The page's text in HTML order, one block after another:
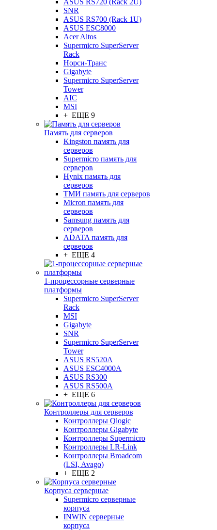
ASUS RS720 (Rack 2U)
SNR
ASUS RS700 (Rack 1U)
ASUS ESC8000
Acer Altos
Supermicro SuperServer
Rack
Норси-Транс
Gigabyte
Supermicro SuperServer
Tower
AIC
MSI
+ ЕЩЕ 9
Память для серверов
Kingston память для
серверов
Supermicro память для
серверов
Hynix память для
серверов
ТМИ память для серверов
Micron память для
серверов
Samsung память для
серверов
ADATA память для
серверов
+ ЕЩЕ 4
1-процессорные серверные
платформы
Supermicro SuperServer
Rack
MSI
Gigabyte
SNR
Supermicro SuperServer
Tower
ASUS RS520A
ASUS ESC4000A
ASUS RS300
ASUS RS500A
+ ЕЩЕ 6
Контроллеры для серверов
Контроллеры Qlogic
Контроллеры Gigabyte
Контроллеры Supermicro
Контроллеры LR-Link
Контроллеры Broadcom
(LSI, Avago)
+ ЕЩЕ 2
Корпуса серверные
Supermicro серверные
корпуса
INWIN серверные
корпуса